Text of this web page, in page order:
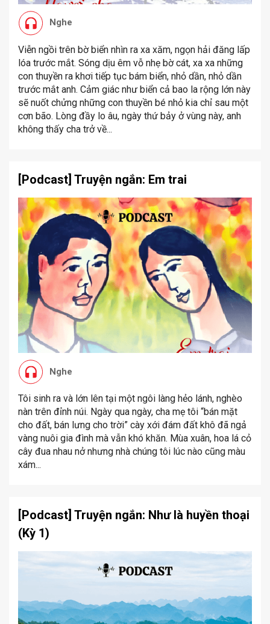
Nghe
Viễn ngồi trên bờ biển nhìn ra xa xăm, ngọn hải đăng lấp
lóa trước mắt. Sóng dịu êm vỗ nhẹ bờ cát, xa xa những
con thuyền ra khơi tiếp tục bám biển, nhỏ dần, nhỏ dần
trước mắt anh. Cảm giác như biển cả bao la rộng lớn này
sẽ nuốt chửng những con thuyền bé nhỏ kia chỉ sau một
cơn bão. Lòng đầy lo âu, ngày thứ bảy ở vùng này, anh
không thấy cha trở về...
[Podcast] Truyện ngắn: Em trai
Nghe
Tôi sinh ra và lớn lên tại một ngôi làng hẻo lánh, nghèo
nàn trên đỉnh núi. Ngày qua ngày, cha mẹ tôi “bán mặt
cho đất, bán lưng cho trời” cày xới đám đất khô đã ngả
vàng nuôi gia đình mà vẫn khó khăn. Mùa xuân, hoa lá cỏ
cây đua nhau nở nhưng nhà chúng tôi lúc nào cũng màu
xám...
[Podcast] Truyện ngắn: Như là huyền thoại
(Kỳ 1)